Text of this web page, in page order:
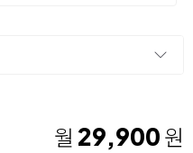
월 29,900 원